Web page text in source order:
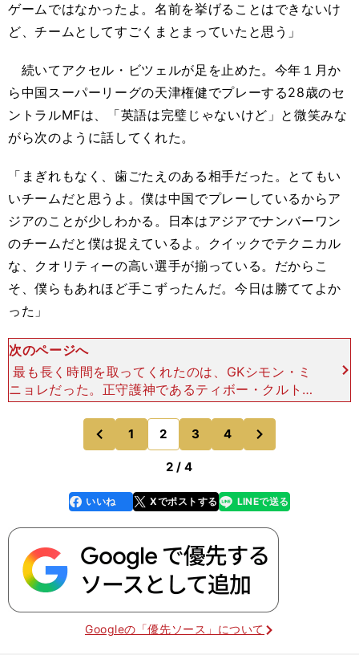
ゲームではなかったよ。名前を挙げることはできないけ
ど、チームとしてすごくまとまっていたと思う」
続いてアクセル・ビツェルが足を止めた。今年１月か
ら中国スーパーリーグの天津権健でプレーする28歳のセ
ントラルMFは、「英語は完璧じゃないけど」と微笑みな
がら次のように話してくれた。
「まぎれもなく、歯ごたえのある相手だった。とてもい
いチームだと思うよ。僕は中国でプレーしているからア
ジアのことが少しわかる。日本はアジアでナンバーワン
のチームだと僕は捉えているよ。クイックでテクニカル
な、クオリティーの高い選手が揃っている。だからこ
そ、僕らもあれほど手こずったんだ。今日は勝ててよか
った」
次のページへ
最も長く時間を取ってくれたのは、GKシモン・ミ
ニョレだった。正守護神であるティボー・クルトワ
に代わって、３月のロシアとの親善試合以来の先発
を飾り、無失点勝利を収めた29歳は上機嫌に試合
を振り返った。
前
のページへ
1 2 3 4
のページへ
2 / 4
faceboo
k
いいね Xでポストする
line LINEで送る
Googleの「優先ソース」について